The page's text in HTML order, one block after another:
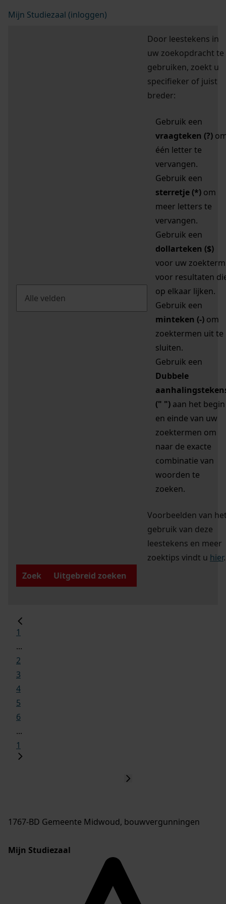
Mijn Studiezaal (inloggen)
Door leestekens in
uw zoekopdracht te
gebruiken, zoekt u
specifieker of juist
breder:
Gebruik een
vraagteken (?)
één letter te
vervangen.
Gebruik een
sterretje (*) om
meer letters te
vervangen.
Gebruik een
dollarteken ($)
voor uw zoekterm
voor resultaten
op elkaar lijken.
Gebruik een
minteken (-) om
zoektermen uit te
sluiten.
Gebruik een
Dubbele
(" ") aan het begin
en einde van uw
zoektermen om
naar de exacte
combinatie van
woorden te
zoeken.
Voorbeelden van
gebruik van deze
leestekens en meer
zoektips vindt u hier.
Zoek
Uitgebreid zoeken
1
...
2
3
4
5
6
...
1
1767-BD Gemeente Midwoud, bouwvergunningen
Mijn Studiezaal